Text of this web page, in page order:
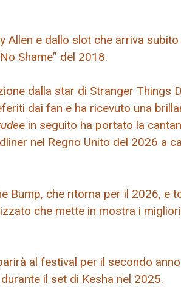
Allen e dallo slot che arriva
Shame” del 2018.
dalla star di Stranger Things
dai fan e ha ricevuto una
e in seguito ha portato la
nel Regno Unito del 2026 a
Bump, che ritorna per il 2026, e
che mette in mostra i
al festival per il secondo anno
il set di Kesha nel 2025.